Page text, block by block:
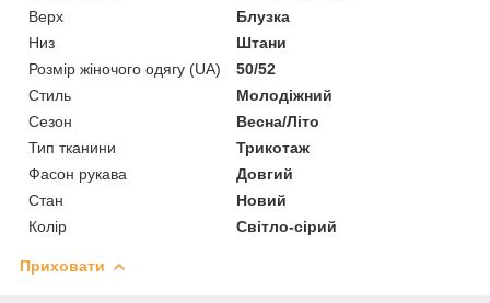
Верх
Блузка
Низ
Штани
Розмір жіночого одягу (UA)
50/52
Стиль
Молодіжний
Сезон
Весна/Літо
Тип тканини
Трикотаж
Фасон рукава
Довгий
Стан
Новий
Колір
Світло-сірий
Приховати